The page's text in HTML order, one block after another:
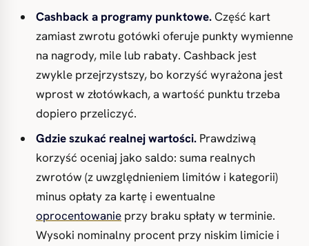
Cashback a programy punktowe.Część kart
zamiast zwrotu gotówki oferuje punkty wymienne
na nagrody, mile lub rabaty. Cashback jest
zwykle przejrzystszy, bo korzyść wyrażona jest
wprost w złotówkach, a wartość punktu trzeba
dopiero przeliczyć.
Gdzie szukać realnej wartości. Prawdziwą
korzyść oceniaj jako saldo: suma realnych
zwrotów (z uwzględnieniem limitów i kategorii)
minus opłaty za kartę i ewentualne
oprocentowanie przy braku spłaty w terminie.
Wysoki nominalny procent przy niskim limicie i